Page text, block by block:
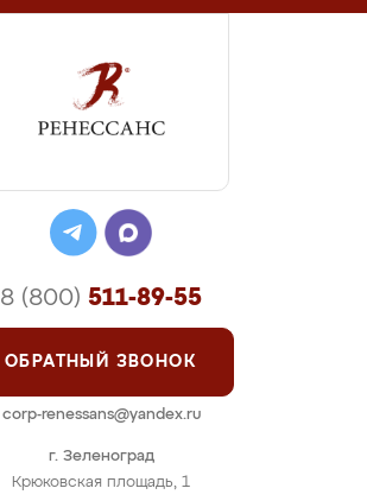
г. Зеленоград
Крюковская площадь, 1
8 (800) 511-89-55
ОБРАТНЫЙ ЗВОНОК
corp-renessans@yandex.ru